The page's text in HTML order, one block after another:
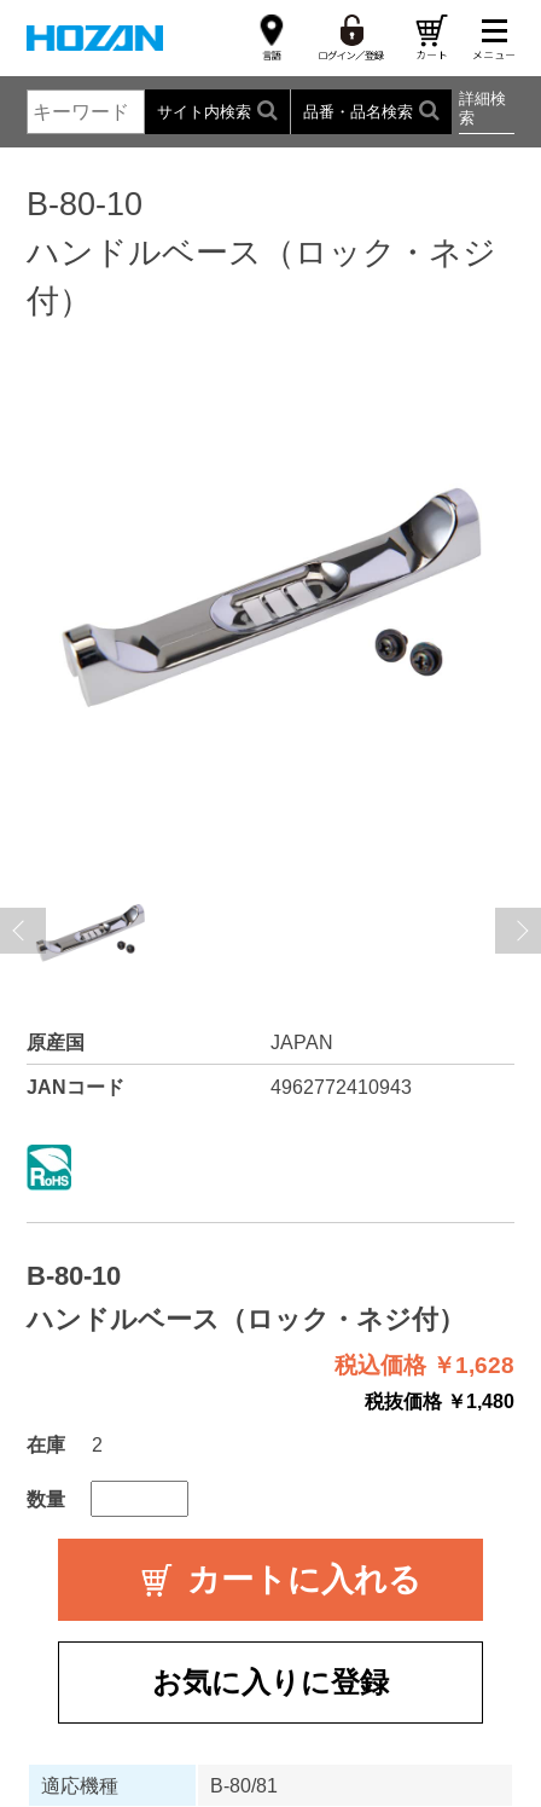
サイト内検索 品番・品名検索
詳細検
索
B-80-10
ハンドルベース（ロック・ネジ
付）
原産国 JAPAN
JANコード 4962772410943
B-80-10
ハンドルベース（ロック・ネジ付）
税込価格 ￥1,628
税抜価格 ￥1,480
在庫
2
数量
お気に入りに登録
適応機種
B-80/81